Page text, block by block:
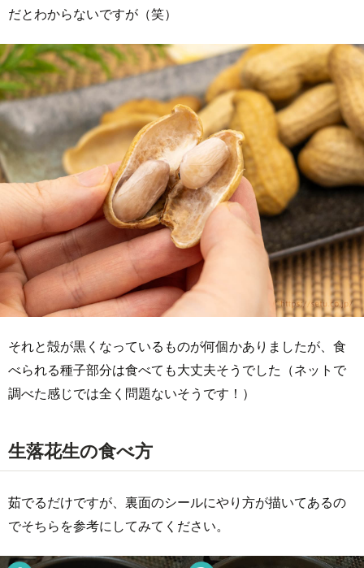
だとわからないですが（笑）
それと殻が黒くなっているものが何個かありましたが、食
べられる種子部分は食べても大丈夫そうでした（ネットで
調べた感じでは全く問題ないそうです！）
生落花生の食べ方
茹でるだけですが、裏面のシールにやり方が描いてあるの
でそちらを参考にしてみてください。